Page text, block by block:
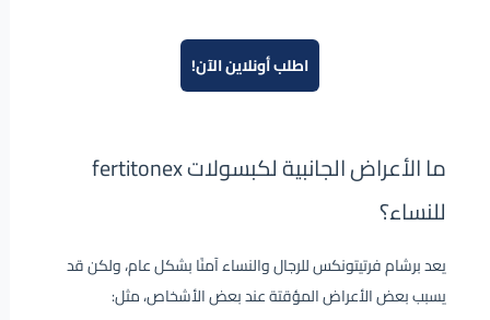
اطلب أونلاين الآن!
ما الأعراض الجانبية لكبسولات fertitonex
للنساء؟
يعد برشام فرتيتونكس للرجال والنساء آمنًا بشكل عام، ولكن قد
يسبب بعض الأعراض المؤقتة عند بعض الأشخاص، مثل: